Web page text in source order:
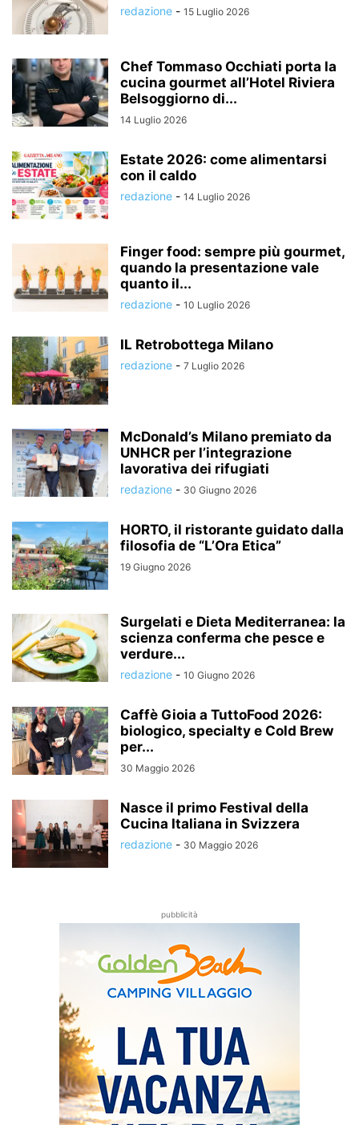
redazione - 15 Luglio 2026
Chef Tommaso Occhiati porta la
cucina gourmet all’Hotel Riviera
Belsoggiorno di...
14 Luglio 2026
Estate 2026: come alimentarsi
con il caldo
redazione - 14 Luglio 2026
Finger food: sempre più gourmet,
quando la presentazione vale
quanto il...
redazione - 10 Luglio 2026
IL Retrobottega Milano
redazione - 7 Luglio 2026
McDonald’s Milano premiato da
UNHCR per l’integrazione
lavorativa dei rifugiati
redazione - 30 Giugno 2026
HORTO, il ristorante guidato dalla
filosofia de “L’Ora Etica”
19 Giugno 2026
Surgelati e Dieta Mediterranea: la
scienza conferma che pesce e
verdure...
redazione - 10 Giugno 2026
Caffè Gioia a TuttoFood 2026:
biologico, specialty e Cold Brew
per...
30 Maggio 2026
Nasce il primo Festival della
Cucina Italiana in Svizzera
redazione - 30 Maggio 2026
pubblicità